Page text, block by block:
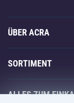
ÜBER ACRA
Über uns
Acra-Garantie
Kontakte
SORTIMENT
Fitness und
ALLES ZUM